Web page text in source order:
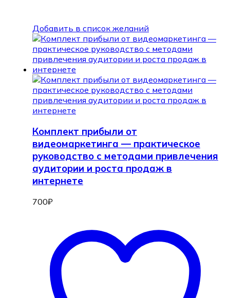
Добавить в список желаний
Комплект прибыли от
видеомаркетинга — практическое
руководство с методами привлечения
аудитории и роста продаж в
интернете
700₽